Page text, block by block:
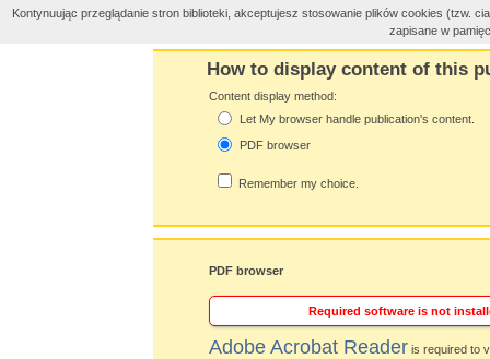
How to display content of this
Content display method:
Let My browser handle publication's content.
PDF browser
Remember my choice.
PDF browser
Required software is not
Adobe Acrobat Reader is required to
Kontynuując przeglądanie stron biblioteki, akceptujesz stosowanie plików cookies
zapisane w